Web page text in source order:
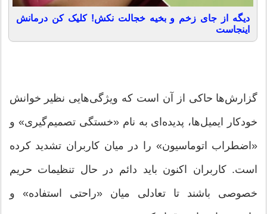
دیگه از جای زخم و بخیه خجالت نکش! کلیک کن درمانش
اینجاست
گزارش‌ها حاکی از آن است که ویژگی‌هایی نظیر خوانش
خودکار ایمیل‌ها، پدیده‌ای به نام «خستگی تصمیم‌گیری» و
«اضطراب اتوماسیون» را در میان کاربران تشدید کرده
است. کاربران اکنون باید دائم در حال تنظیمات حریم
خصوصی باشند تا تعادلی میان «راحتی استفاده» و